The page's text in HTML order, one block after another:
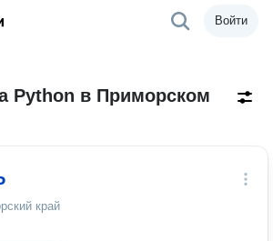
Войти
Python в Приморском
край